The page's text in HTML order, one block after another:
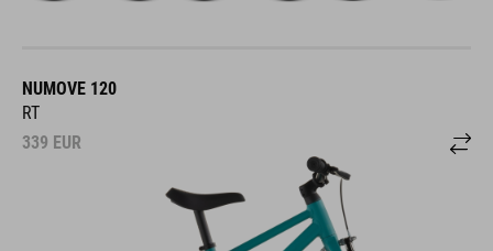
NUMOVE 120
RT
339 EUR